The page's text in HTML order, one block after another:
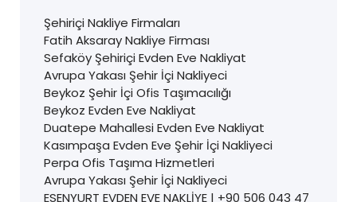
Şehiriçi Nakliye Firmaları
Fatih Aksaray Nakliye Firması
Sefaköy Şehiriçi Evden Eve Nakliyat
Avrupa Yakası Şehir İçi Nakliyeci
Beykoz Şehir İçi Ofis Taşımacılığı
Beykoz Evden Eve Nakliyat
Duatepe Mahallesi Evden Eve Nakliyat
Kasımpaşa Evden Eve Şehir İçi Nakliyeci
Perpa Ofis Taşıma Hizmetleri
Avrupa Yakası Şehir İçi Nakliyeci
ESENYURT EVDEN EVE NAKLİYE | +90 506 043 47